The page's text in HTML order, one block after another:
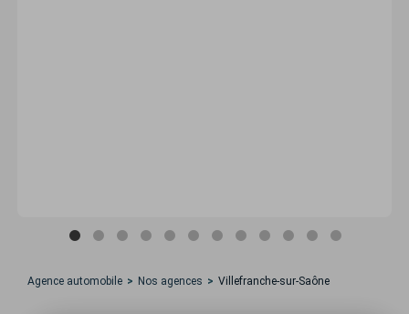
Agence automobile Nos agences Villefranche-sur-Saône